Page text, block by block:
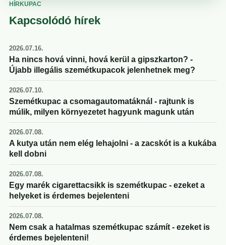
HÍRKUPAC
Kapcsolódó hírek
2026.07.16.
Ha nincs hová vinni, hová kerül a gipszkarton? -
Újabb illegális szemétkupacok jelenhetnek meg?
2026.07.10.
Szemétkupac a csomagautomatáknál - rajtunk is
múlik, milyen környezetet hagyunk magunk után
2026.07.08.
A kutya után nem elég lehajolni - a zacskót is a kukába
kell dobni
2026.07.08.
Egy marék cigarettacsikk is szemétkupac - ezeket a
helyeket is érdemes bejelenteni
2026.07.08.
Nem csak a hatalmas szemétkupac számít - ezeket is
érdemes bejelenteni!